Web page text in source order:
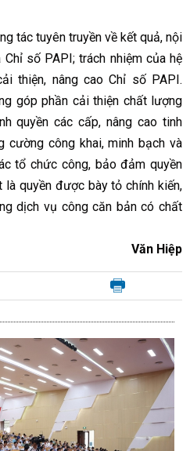
tác tuyên truyền về kết quả, nội
số PAPI; trách nhiệm của hệ
thiện, nâng cao Chỉ số PAPI.
góp phần cải thiện chất lượng
quyền các cấp, nâng cao tinh
cường công khai, minh bạch và
tổ chức công, bảo đảm quyền
quyền được bày tỏ chính kiến,
dịch vụ công căn bản có chất
Văn Hiệp